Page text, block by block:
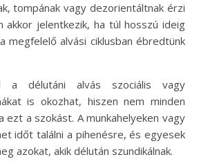
tompának vagy dezorientáltnak érzi
akkor jelentkezik, ha túl hosszú ideig
megfelelő alvási ciklusban ébredtünk
a délutáni alvás szociális vagy
is okozhat, hiszen nem minden
a szokást. A munkahelyeken vagy
időt találni a pihenésre, és egyesek
azokat, akik délután szundikálnak.